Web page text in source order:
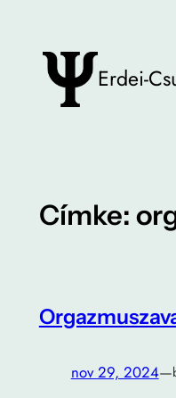
tartalomhoz
Erdei-
Címke:
nov 29, 2024—